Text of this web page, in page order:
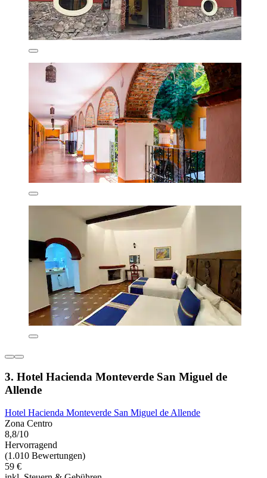
3. Hotel Hacienda Monteverde San Miguel de
Allende
Hotel Hacienda Monteverde San Miguel de Allende
Zona Centro
8,8/10
Hervorragend
(1.010 Bewertungen)
59 €